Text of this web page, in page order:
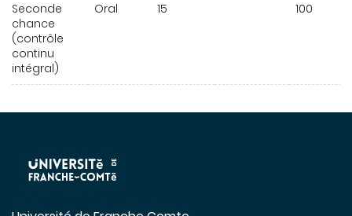
Seconde
chance
(contrôle
continu
intégral)
Oral 15 100